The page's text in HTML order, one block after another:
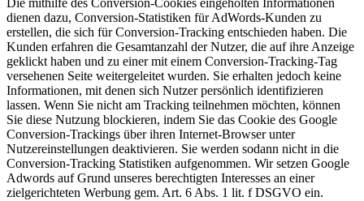
Die mithilfe des Conversion-Cookies eingeholten Informationen
dienen dazu, Conversion-Statistiken für AdWords-Kunden zu
erstellen, die sich für Conversion-Tracking entschieden haben. Die
Kunden erfahren die Gesamtanzahl der Nutzer, die auf ihre Anzeige
geklickt haben und zu einer mit einem Conversion-Tracking-Tag
versehenen Seite weitergeleitet wurden. Sie erhalten jedoch keine
Informationen, mit denen sich Nutzer persönlich identifizieren
lassen. Wenn Sie nicht am Tracking teilnehmen möchten, können
Sie diese Nutzung blockieren, indem Sie das Cookie des Google
Conversion-Trackings über ihren Internet-Browser unter
Nutzereinstellungen deaktivieren. Sie werden sodann nicht in die
Conversion-Tracking Statistiken aufgenommen. Wir setzen Google
Adwords auf Grund unseres berechtigten Interesses an einer
zielgerichteten Werbung gem. Art. 6 Abs. 1 lit. f DSGVO ein.